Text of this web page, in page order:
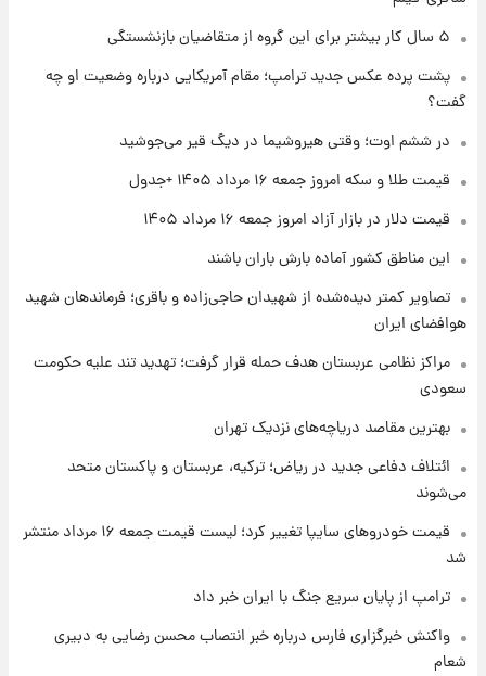
۱ روز پیش
شد+فیلم
تغییر تند قیمت محصولات ایران‌خودرو و سایپا
امروز پنجشنبه ۱۵ مرداد ۱۴۰۵ +جدول
قیمت طلا و سکه امروز پنجشنبه ۱۵ مرداد ۱۴۰۵
شارژ جدید کالابرگ برای سه دهک؛ جزئیات اعلام
۵ سال کار بیشتر برای این گروه از متقاضیان بازنشستگی
پشت پرده عکس جدید ترامپ؛ مقام آمریکایی درباره وضعیت او چه
گفت؟
در ششم اوت؛ وقتی هیروشیما در دیگ قیر می‌جوشید
قیمت طلا و سکه امروز جمعه ۱۶ مرداد ۱۴۰۵ +جدول
قیمت دلار در بازار آزاد امروز جمعه ۱۶ مرداد ۱۴۰۵
این مناطق کشور آماده بارش باران باشند
تصاویر کمتر دیده‌شده از شهیدان حاجی‌زاده و باقری؛ فرماندهان شهید
هوافضای ایران
مراکز نظامی عربستان هدف حمله قرار گرفت؛ تهدید تند علیه حکومت
سعودی
بهترین مقاصد دریاچه‌های نزدیک تهران
ائتلاف دفاعی جدید در ریاض؛ ترکیه، عربستان و پاکستان متحد
می‌شوند
قیمت خودروهای سایپا تغییر کرد؛ لیست قیمت جمعه ۱۶ مرداد منتشر
شد
ترامپ از پایان سریع جنگ با ایران خبر داد
واکنش خبرگزاری فارس درباره خبر انتصاب محسن رضایی به دبیری
شعام